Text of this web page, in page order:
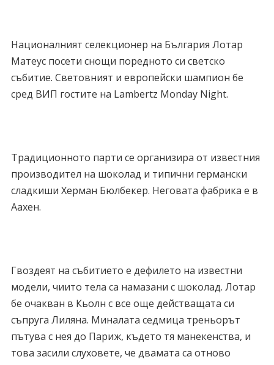
Националният селекционер на България Лотар
Матеус посети снощи поредното си светско
събитие. Световният и европейски шампион бе
сред ВИП гостите на Lambertz Monday Night.
Традиционното парти се организира от известния
производител на шоколад и типични германски
сладкиши Херман Бюлбекер. Неговата фабрика е в
Аахен.
Гвоздеят на събитието е дефилето на известни
модели, чиито тела са намазани с шоколад. Лотар
бе очакван в Кьолн с все още действащата си
съпруга Лиляна. Миналата седмица треньорът
пътува с нея до Париж, където тя манекенства, и
това засили слуховете, че двамата са отново